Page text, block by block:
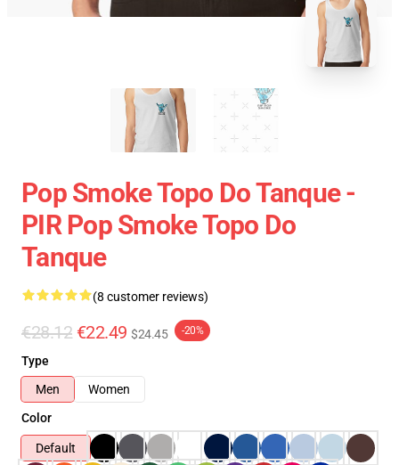
Pop Smoke Topo Do Tanque -
PIR Pop Smoke Topo Do
Tanque
(8 customer reviews)
€28.12 €22.49 $24.45 -20%
Type
Men
Women
Color
Default